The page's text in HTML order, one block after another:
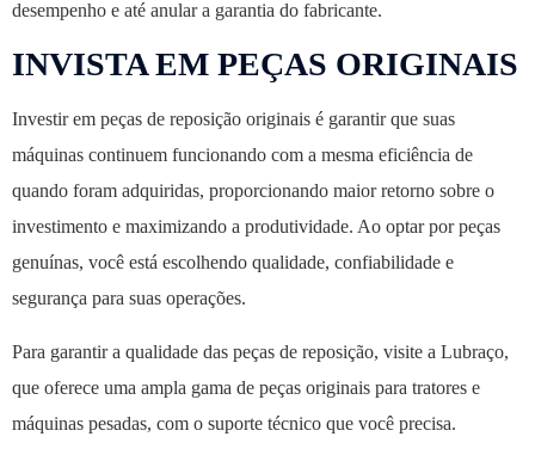
desempenho e até anular a garantia do fabricante.
INVISTA EM PEÇAS ORIGINAIS
Investir em peças de reposição originais é garantir que suas
máquinas continuem funcionando com a mesma eficiência de
quando foram adquiridas, proporcionando maior retorno sobre o
investimento e maximizando a produtividade. Ao optar por peças
genuínas, você está escolhendo qualidade, confiabilidade e
segurança para suas operações.
Para garantir a qualidade das peças de reposição, visite a Lubraço,
que oferece uma ampla gama de peças originais para tratores e
máquinas pesadas, com o suporte técnico que você precisa.